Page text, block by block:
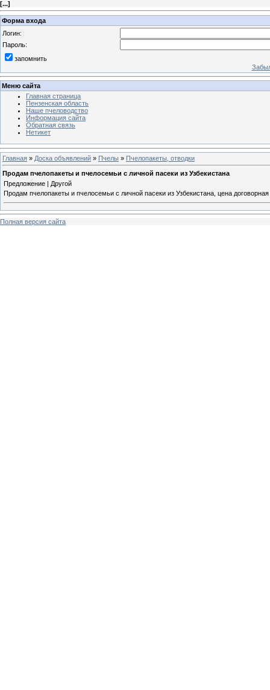
[...]
Форма входа
Логин:
Пароль:
запомнить
Меню сайта
Главная страница
Пензенская область
Наше пчеловодство
Информация сайта
Обратная связь
Нетикет
Главная » Доска объявлений » Пчелы » Пчелопакеты, отводки
Продам пчелопакеты и пчелосемьи с личной пасеки из Узбекистана
Предложение | Другой
Продам пчелопакеты и пчелосемьи с личной пасеки из Узбекистана, цена
Полная версия сайта